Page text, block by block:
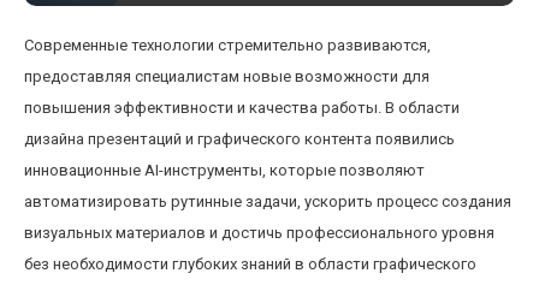
Современные технологии стремительно развиваются,
предоставляя специалистам новые возможности для
повышения эффективности и качества работы. В области
дизайна презентаций и графического контента появились
инновационные AI-инструменты, которые позволяют
автоматизировать рутинные задачи, ускорить процесс создания
визуальных материалов и достичь профессионального уровня
без необходимости глубоких знаний в области графического